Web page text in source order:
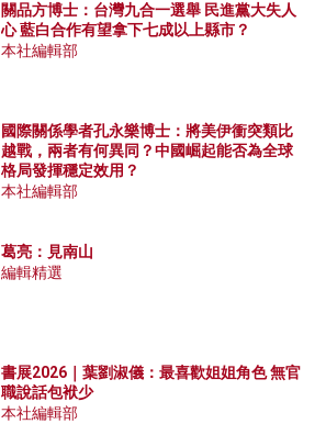
關品方博士：台灣九合一選舉 民進黨大失人
心 藍白合作有望拿下七成以上縣市？
本社編輯部
國際關係學者孔永樂博士：將美伊衝突類比
越戰，兩者有何異同？中國崛起能否為全球
格局發揮穩定效用？
本社編輯部
葛亮：見南山
編輯精選
書展2026｜葉劉淑儀：最喜歡姐姐角色 無官
職說話包袱少
本社編輯部